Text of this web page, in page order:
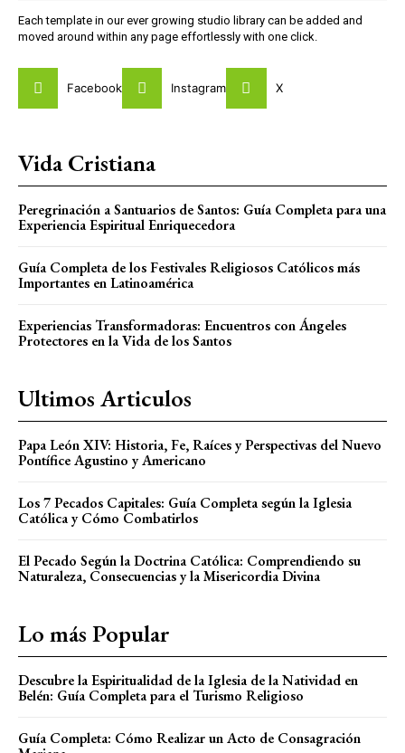
Each template in our ever growing studio library can be added and
moved around within any page effortlessly with one click.
Facebook Instagram X
Vida Cristiana
Peregrinación a Santuarios de Santos: Guía Completa para una
Experiencia Espiritual Enriquecedora
Guía Completa de los Festivales Religiosos Católicos más
Importantes en Latinoamérica
Experiencias Transformadoras: Encuentros con Ángeles
Protectores en la Vida de los Santos
Ultimos Articulos
Papa León XIV: Historia, Fe, Raíces y Perspectivas del Nuevo
Pontífice Agustino y Americano
Los 7 Pecados Capitales: Guía Completa según la Iglesia
Católica y Cómo Combatirlos
El Pecado Según la Doctrina Católica: Comprendiendo su
Naturaleza, Consecuencias y la Misericordia Divina
Lo más Popular
Descubre la Espiritualidad de la Iglesia de la Natividad en
Belén: Guía Completa para el Turismo Religioso
Guía Completa: Cómo Realizar un Acto de Consagración